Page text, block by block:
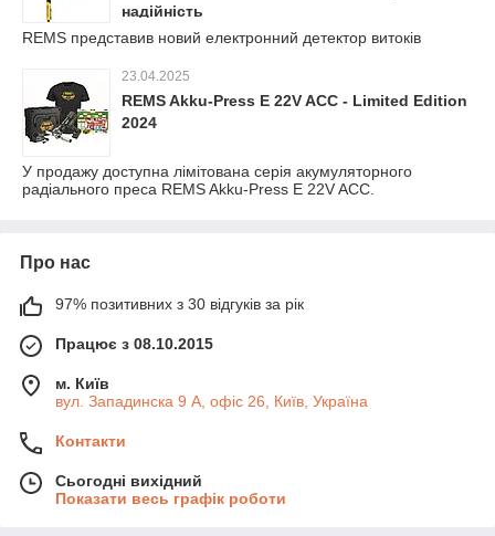
надійність
REMS представив новий електронний детектор витоків
23.04.2025
REMS Akku-Press E 22V ACC - Limited Edition
2024
У продажу доступна лімітована серія акумуляторного
радіального преса REMS Akku-Press E 22V ACC.
Про нас
97% позитивних з 30 відгуків за рік
Працює з 08.10.2015
м. Київ
вул. Западинска 9 А, офіс 26, Київ, Україна
Контакти
Сьогодні вихідний
Показати весь графік роботи